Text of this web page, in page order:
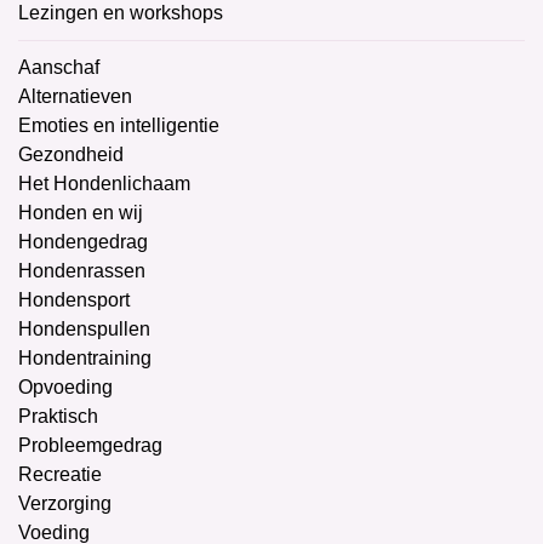
Lezingen en workshops
Aanschaf
Alternatieven
Emoties en intelligentie
Gezondheid
Het Hondenlichaam
Honden en wij
Hondengedrag
Hondenrassen
Hondensport
Hondenspullen
Hondentraining
Opvoeding
Praktisch
Probleemgedrag
Recreatie
Verzorging
Voeding